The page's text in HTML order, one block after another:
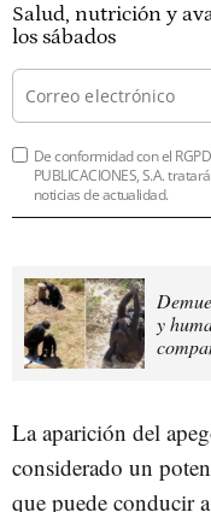
Salud, nutrición y
los sábados
De conformidad con el
PUBLICACIONES, S.A.
noticias de actualidad.
y
La aparición del
considerado un
que puede conducir a